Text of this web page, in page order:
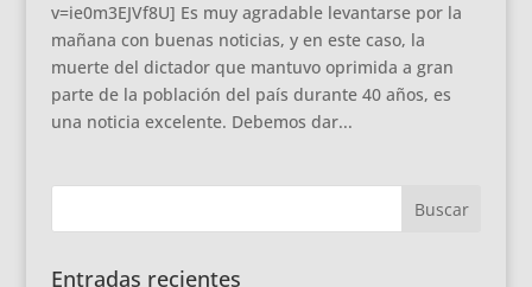
v=ie0m3EJVf8U] Es muy agradable levantarse por la
mañana con buenas noticias, y en este caso, la
muerte del dictador que mantuvo oprimida a gran
parte de la población del país durante 40 años, es
una noticia excelente. Debemos dar...
Entradas recientes